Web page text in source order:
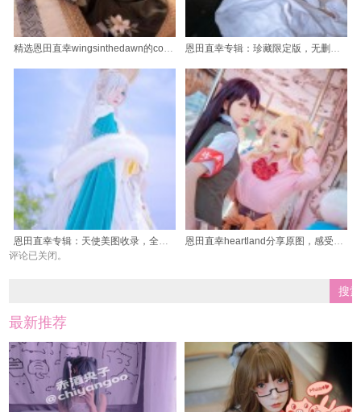
精选恩田直幸wingsinthedawn的cos摄影作品，让你感受不一样的世界 恩田直幸专辑：珍藏限定版，无删原图图包
恩田直幸专辑：天使美图收录，全新定制画册
恩田直幸heartland分享原图，感受她眼中的异次元美学
评论已关闭。
最新推荐